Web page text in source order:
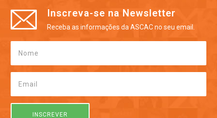
Inscreva-se na Newsletter
Receba as informações da ASCAC no seu email.